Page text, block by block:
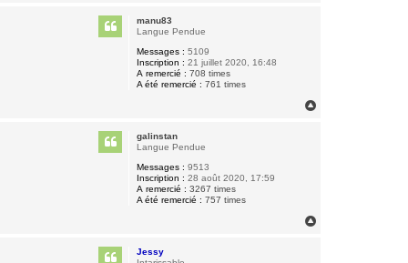
manu83
Langue Pendue
Messages : 5109
Inscription : 21 juillet 2020, 16:48
A remercié : 708 times
A été remercié : 761 times
galinstan
Langue Pendue
Messages : 9513
Inscription : 28 août 2020, 17:59
A remercié : 3267 times
A été remercié : 757 times
Jessy